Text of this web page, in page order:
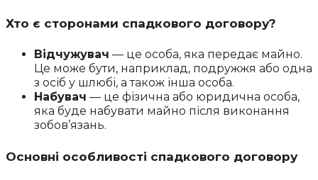
Хто є сторонами спадкового договору?
Відчужувач — це особа, яка передає майно.
Це може бути, наприклад, подружжя або одна
з осіб у шлюбі, а також інша особа.
Набувач — це фізична або юридична особа,
яка буде набувати майно після виконання
зобов’язань.
Основні особливості спадкового договору